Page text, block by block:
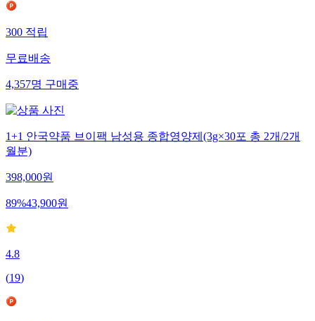
300 적립
무료배송
4,357명 구매중
1+1 안국약품 브이팩 남성용 종합영양제(3g×30포 총 2개/2개
월분)
398,000원
89%43,900원
4.8
(19)